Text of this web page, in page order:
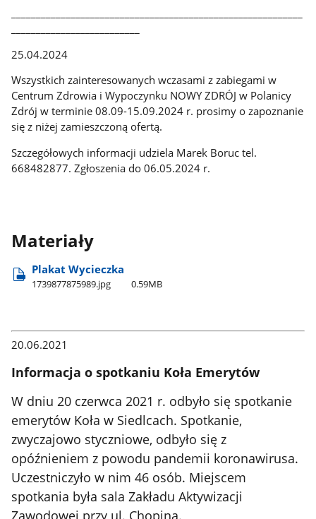
25.04.2024
Wszystkich zainteresowanych wczasami z zabiegami w
Centrum Zdrowia i Wypoczynku NOWY ZDRÓJ w Polanicy
Zdrój w terminie 08.09-15.09.2024 r. prosimy o zapoznanie
się z niżej zamieszczoną ofertą.
Szczegółowych informacji udziela Marek Boruc tel.
668482877. Zgłoszenia do 06.05.2024 r.
Materiały
Plakat Wycieczka
1739877875989.jpg 0.59MB
20.06.2021
Informacja o spotkaniu Koła Emerytów
W dniu 20 czerwca 2021 r. odbyło się spotkanie
emerytów Koła w Siedlcach. Spotkanie,
zwyczajowo styczniowe, odbyło się z
opóźnieniem z powodu pandemii koronawirusa.
Uczestniczyło w nim 46 osób. Miejscem
spotkania była sala Zakładu Aktywizacji